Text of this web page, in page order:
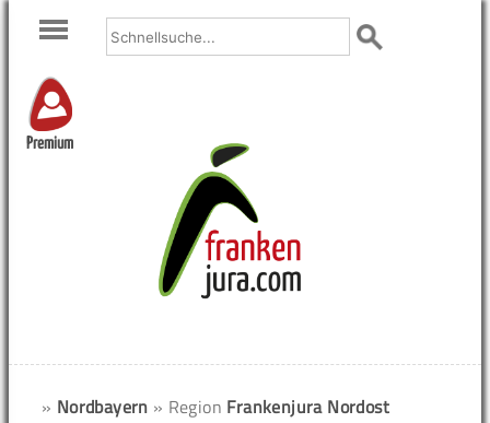
Premium
» Nordbayern » Region Frankenjura Nordost